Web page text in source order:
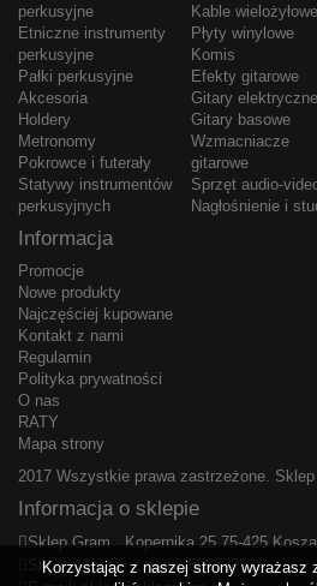
perkusyjne
Etniczne instrumenty
perkusyjne
Pałki perkusyjne
Akcesoria
Holdery
Metronomy
Pokrowce i futerały
Statywy instrumentów
perkusyjnych
Kable wielożyłowe
Płyty winylowe
Komis
Efekty gitarowe
Gitary elektryczne
Gitary basowe
Wzmacniacze
gitarowe
Sprzęt audio-
Nagłośnienie i
Informacja
Promocje
Nowe produkty
Najczęściej kupowane
Kontakt z nami
Regulamin
Polityka prywatności
O nas
RATY
Mapa strony
2017 Wszystkie prawa zastrzeżone.
Informacja o sklepie
Sklep Gram , Kopernika 25 75-425
Skontaktuj się z nami: 506338538
Korzystając z naszej strony wyrażasz